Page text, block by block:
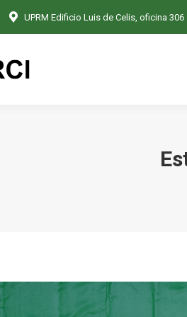
UPRM Edificio Luis de Celis, oficina 306